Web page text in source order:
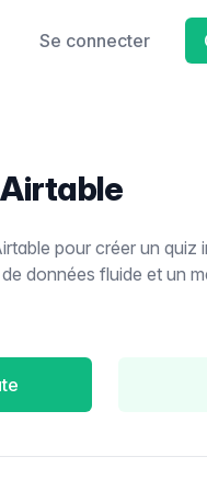
Se connecter
pour créer un
données fluide et un